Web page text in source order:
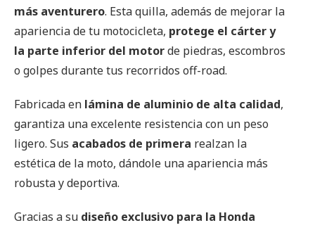
más aventurero. Esta quilla, además de mejorar la
apariencia de tu motocicleta, protege el cárter y
la parte inferior del motorde piedras, escombros
o golpes durante tus recorridos off-road.
Fabricada en lámina de aluminio de alta calidad,
garantiza una excelente resistencia con un peso
ligero. Sus acabados de primera realzan la
estética de la moto, dándole una apariencia más
robusta y deportiva.
Gracias a su diseño exclusivo para la Honda